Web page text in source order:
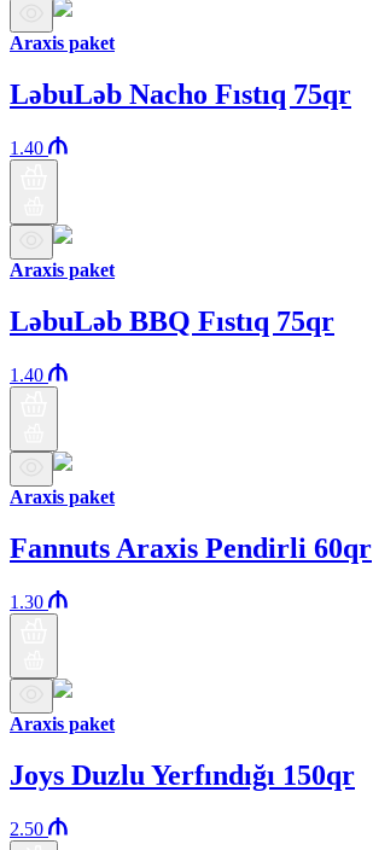
Araxis paket
LəbuLəb Nacho Fıstıq 75qr
1.40
Araxis paket
LəbuLəb BBQ Fıstıq 75qr
1.40
Araxis paket
Fannuts Araxis Pendirli 60qr
1.30
Araxis paket
Joys Duzlu Yerfındığı 150qr
2.50